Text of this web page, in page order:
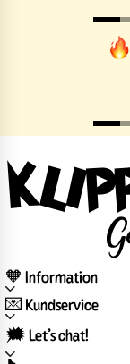
🧡 Information
💌 Kundservice
🗯️ Let’s chat!